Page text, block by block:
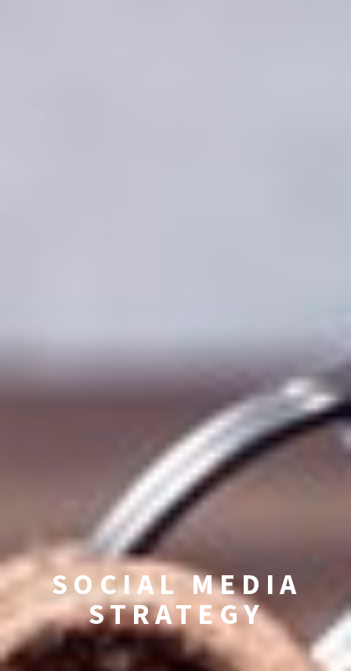
SOCIAL MEDIA
STRATEGY